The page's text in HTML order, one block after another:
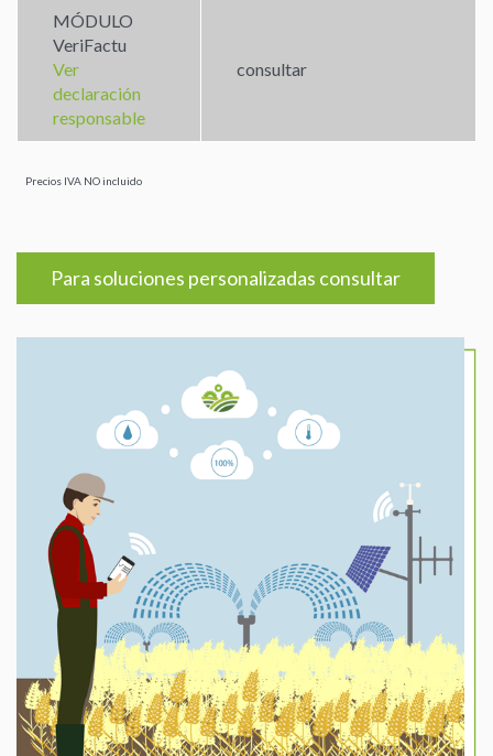
MÓDULO
VeriFactu
Ver
declaración
responsable
consultar
Precios IVA NO incluido
Para soluciones personalizadas consultar